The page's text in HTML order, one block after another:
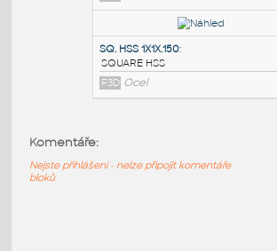
SQ. HSS 1X1X.110:
SQUARE HSS
F3D Ocel
F3D Ocel
Komentáře:
Nejste přihlášeni - nelze připojit komentáře
bloků